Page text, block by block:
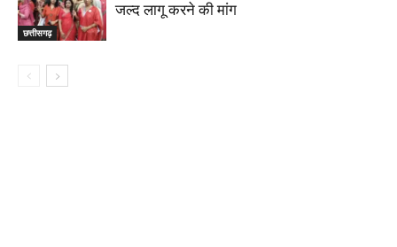
छत्तीसगढ़
जल्द लागू करने की मांग